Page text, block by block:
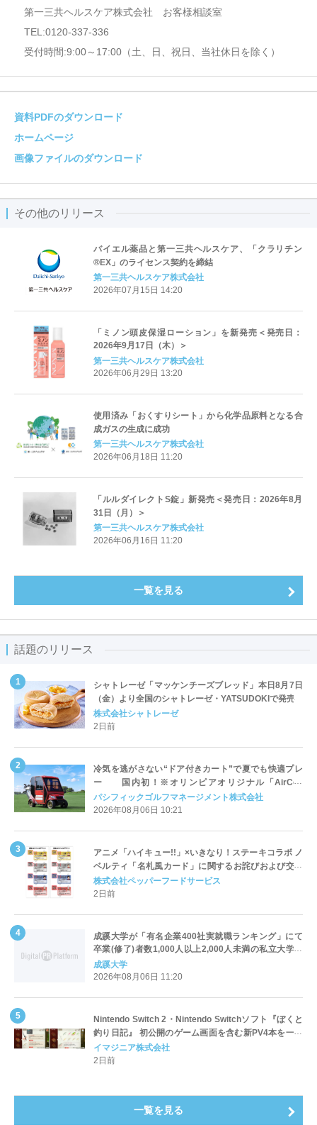
第一三共ヘルスケア株式会社 お客様相談室
TEL:0120-337-336
受付時間:9:00～17:00（土、日、祝日、当社休日を除く）
資料PDFのダウンロード
ホームページ
画像ファイルのダウンロード
その他のリリース
バイエル薬品と第一三共ヘルスケア、「クラリチン
®EX」のライセンス契約を締結
第一三共ヘルスケア株式会社
2026年07月15日 14:20
「ミノン頭皮保湿ローション」を新発売＜発売日：
2026年9月17日（木）＞
第一三共ヘルスケア株式会社
2026年06月29日 13:20
使用済み「おくすりシート」から化学品原料となる合
成ガスの生成に成功
第一三共ヘルスケア株式会社
2026年06月18日 11:20
「ルルダイレクトS錠」新発売＜発売日：2026年8月
31日（月）＞
第一三共ヘルスケア株式会社
2026年06月16日 11:20
一覧を見る
話題のリリース
シャトレーゼ「マッケンチーズブレッド」本日8月7日
（金）より全国のシャトレーゼ・YATSUDOKIで発売
株式会社シャトレーゼ
2日前
冷気を逃がさない“ドア付きカート”で夏でも快適プレ
ー 国内初！※オリンピアオリジナル「AirCon
Cart（エアコンカート）」導入 | ＰＧＭ
パシフィックゴルフマネージメント株式会社
2026年08月06日 10:21
アニメ「ハイキュー!!」×いきなり！ステーキコラボ ノ
ベルティ「名札風カード」に関するお詫びおよび交換
対応についてのご案内
株式会社ペッパーフードサービス
2日前
成蹊大学が「有名企業400社実就職ランキング」にて
卒業(修了)者数1,000人以上2,000人未満の私立大学で
全国第1位を獲得！～実就職率は26.5%（前年比＋
4.3pt）に伸長、東京の私立大学でも10位にランクイン
成蹊大学
2026年08月06日 11:20
Nintendo Switch 2・Nintendo Switchソフト『ぼくと
釣り日記』 初公開のゲーム画面を含む新PV4本を一挙
公開！
イマジニア株式会社
2日前
一覧を見る